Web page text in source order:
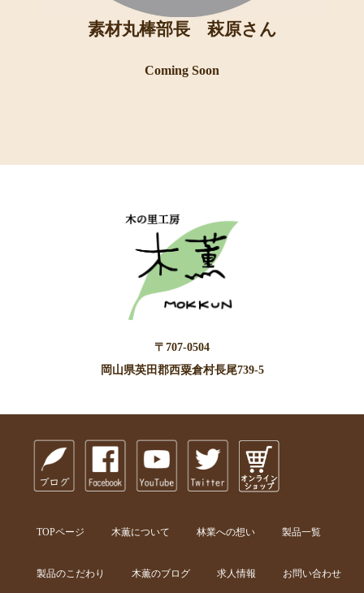
素材丸棒部長 萩原さん
Coming Soon
〒707-0504
岡山県英田郡西粟倉村長尾739-5
TOPページ 木薫について 林業への想い 製品一覧
製品のこだわり 木薫のブログ 求人情報 お問い合わせ